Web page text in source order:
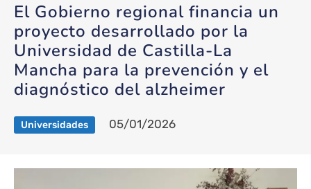
Mancha para la prevención y el
diagnóstico del alzheimer
El Gobierno regional financia un
proyecto desarrollado por la
Universidad de Castilla-La
Mancha para la prevención y el
diagnóstico del alzheimer
Universidades 05/01/2026